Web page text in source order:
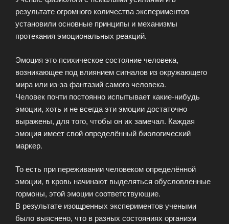
результате огромного количества экспериментов
установили основные принципы и механизмы
протекания эмоциональных реакций.
Эмоция это психическое состояние человека,
возникающее под влиянием сигналов из окружающего
мира или из-за фантазий самого человека.
Человек почти постоянно испытывает какие-нибудь
эмоции, хоть и не всегда эти эмоции достаточно
выражены, для того, чтобы он их замечал. Каждая
эмоция имеет свой определённый биологический
маркер.
То есть при переживании человеком определённой
эмоции, в кровь начинают выделяться обусловленные
гормоны, этой эмоции соответствующие.
В результате изощренных экспериментов учеными
было выяснено, что в разных состояниях организм